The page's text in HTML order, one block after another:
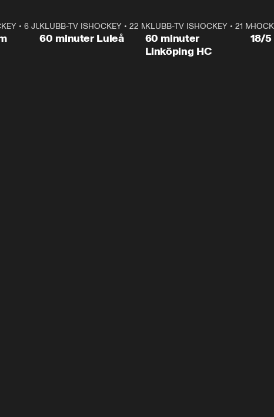
vaktar slottet.
1:00:59
•6 JUNI
Plus 1:00:28
KLUBB-TV ISHOCKEY •22 MAJ
60 minuter Luleå
Plus 1:00:18
KLUBB-TV ISHOCKEY• 21 MAJ
60 minuter
Linköping HC
18/